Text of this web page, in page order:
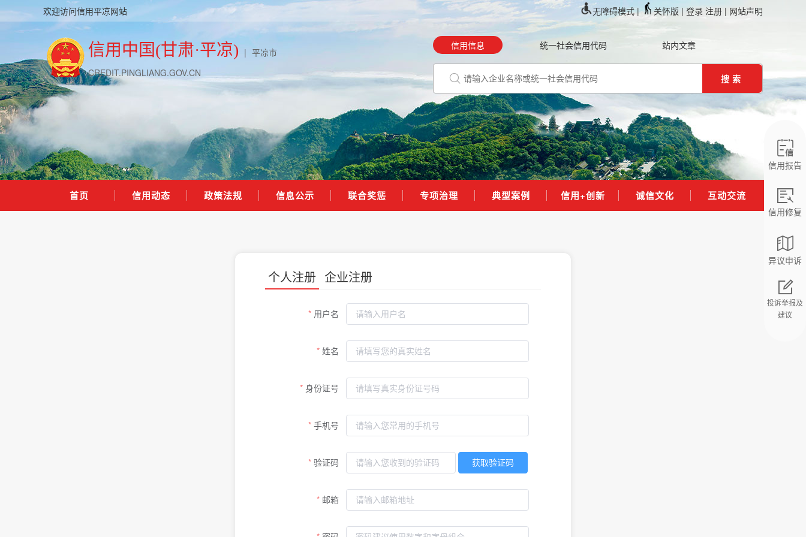
欢迎访问信用平凉网站 无障碍模式 | 关怀版 | 登录 注册 | 网站声明
信用中国(甘肃·平凉) | 平凉市
CREDIT.PINGLIANG.GOV.CN
信用信息 统一社会信用代码 站内文章
搜索
首页 信用动态 政策法规 信息公示 联合奖惩 专项治理 典型案例 信用+创新 诚信文化 互动交流
个人注册 企业注册
用户名
姓名
身份证号
手机号
验证码 获取验证码
邮箱
信用报告
信用修复
异议申诉
投诉举报及
建议